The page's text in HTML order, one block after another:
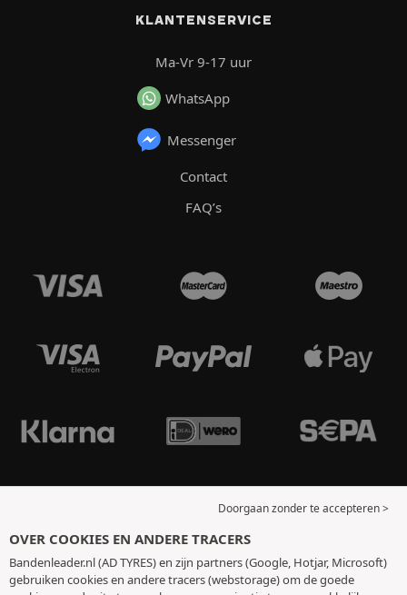
KLANTENSERVICE
Ma-Vr 9-17 uur
WhatsApp
Messenger
Contact
FAQ’s
Doorgaan zonder te accepteren >
OVER COOKIES EN ANDERE TRACERS
Bandenleader.nl (AD TYRES) en zijn partners (Google, Hotjar, Microsoft)
gebruiken cookies en andere tracers (webstorage) om de goede